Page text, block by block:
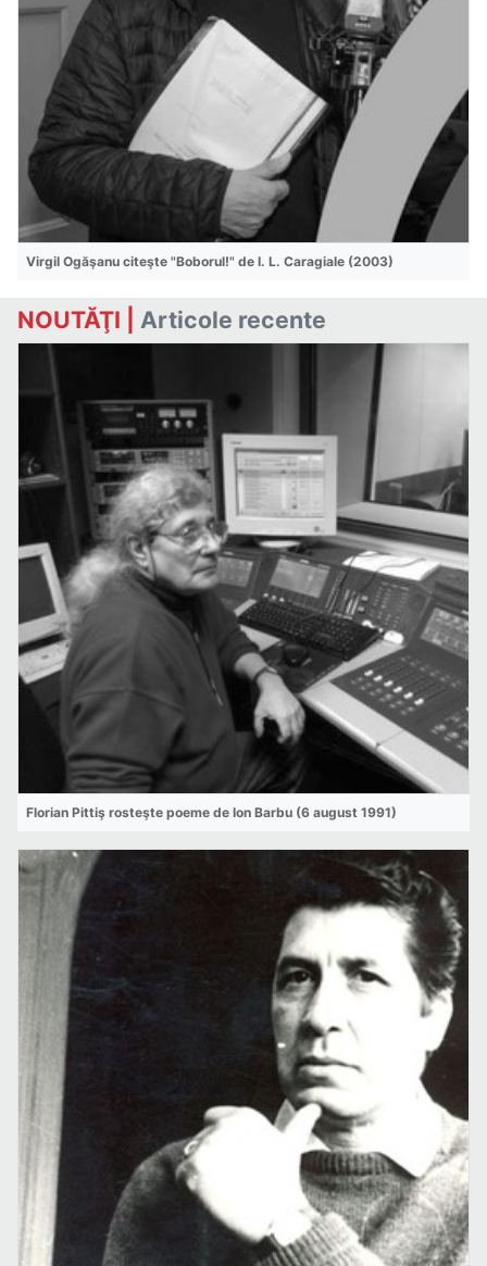
Virgil Ogăşanu citeşte "Boborul!" de I. L. Caragiale (2003)
NOUTĂŢI | Articole recente
Florian Pittiş rosteşte poeme de Ion Barbu (6 august 1991)